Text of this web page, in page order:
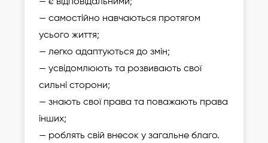
— самостійно навчаються протягом
усього життя;
— легко адаптуються до змін;
— усвідомлюють та розвивають свої
сильні сторони;
— знають свої права та поважають права
інших;
— роблять свій внесок у загальне благо.